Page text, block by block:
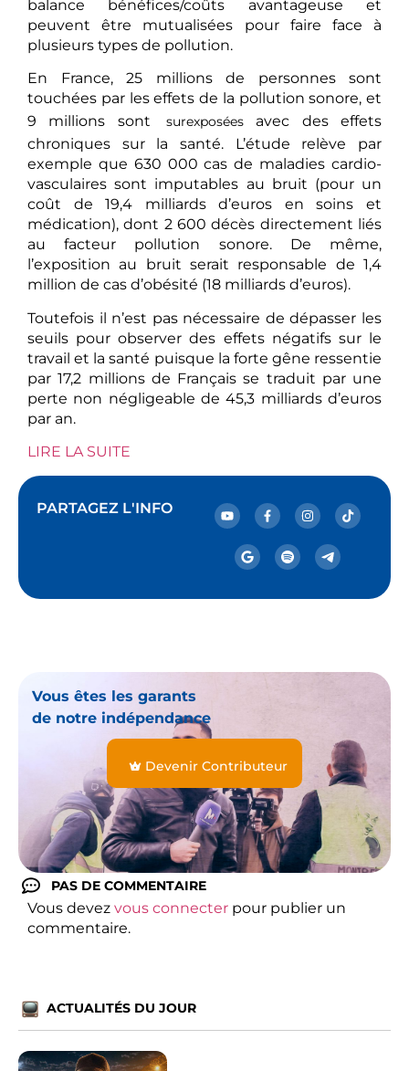
balance bénéfices/coûts avantageuse et
peuvent être mutualisées pour faire face à
plusieurs types de pollution.
En France, 25 millions de personnes sont
touchées par les effets de la pollution sonore, et
9 millions sont
surexposées avec des effets
chroniques sur la santé. L’étude relève par
exemple que 630 000 cas de maladies cardio-
vasculaires sont imputables au bruit (pour un
coût de 19,4 milliards d’euros en soins et
médication), dont 2 600 décès directement liés
au facteur pollution sonore. De même,
l’exposition au bruit serait responsable de 1,4
million de cas d’obésité (18 milliards d’euros).
Toutefois il n’est pas nécessaire de dépasser les
seuils pour observer des effets négatifs sur le
travail et la santé puisque la forte gêne ressentie
par 17,2 millions de Français se traduit par une
perte non négligeable de 45,3 milliards d’euros
par an.
LIRE LA SUITE
PARTAGEZ L'INFO
Vous êtes les garants
de notre indépendance
Devenir Contributeur
PAS DE COMMENTAIRE
Vous devez vous connecter pour publier un
commentaire.
ACTUALITÉS DU JOUR